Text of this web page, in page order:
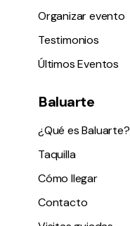
Organizar evento
Testimonios
Últimos Eventos
Baluarte
¿Qué es Baluarte?
Taquilla
Cómo llegar
Contacto